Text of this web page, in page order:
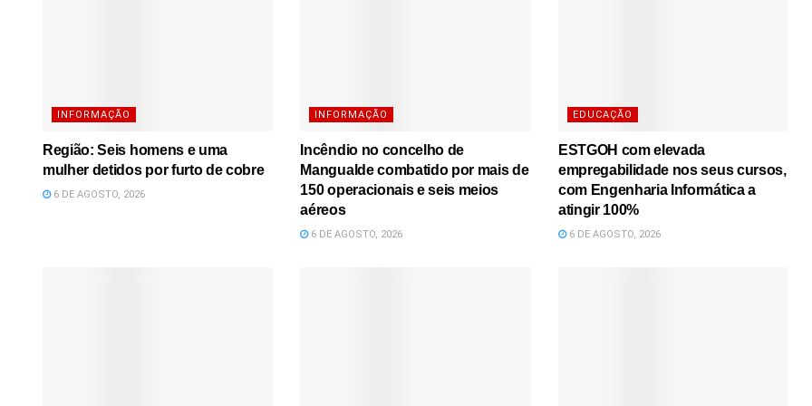
INFORMAÇÃO
Região: Seis homens e uma
mulher detidos por furto de cobre
6 DE AGOSTO, 2026
INFORMAÇÃO
Incêndio no concelho de
Mangualde combatido por mais de
150 operacionais e seis meios
aéreos
6 DE AGOSTO, 2026
EDUCAÇÃO
ESTGOH com elevada
empregabilidade nos seus cursos,
com Engenharia Informática a
atingir 100%
6 DE AGOSTO, 2026